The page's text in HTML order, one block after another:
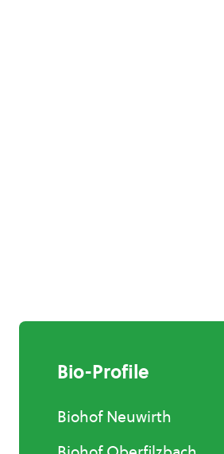
Bio-Profile
Biohof Neuwirth